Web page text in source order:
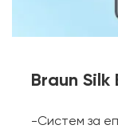
Braun Silk
-Систем за